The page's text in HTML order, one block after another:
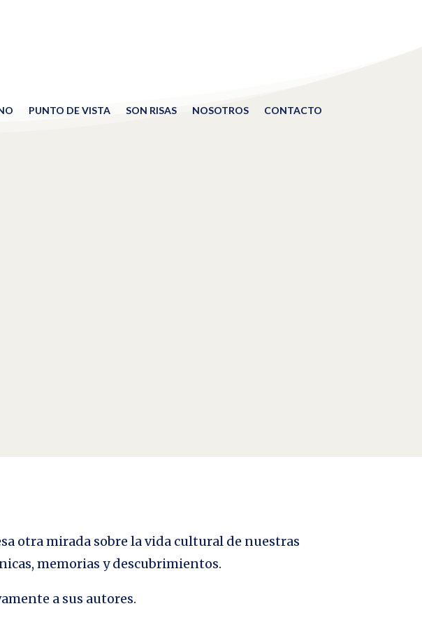
PUNTO DE VISTA SON RISAS NOSOTROS CONTACTO
otra mirada sobre la vida cultural de nuestras
memorias y descubrimientos.
a sus autores.